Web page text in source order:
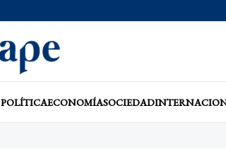
POLÍTICAECONOMÍASOCIEDAD